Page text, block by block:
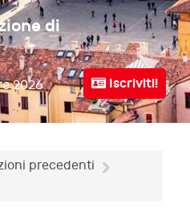
Iscriviti!
di
2026
precedenti